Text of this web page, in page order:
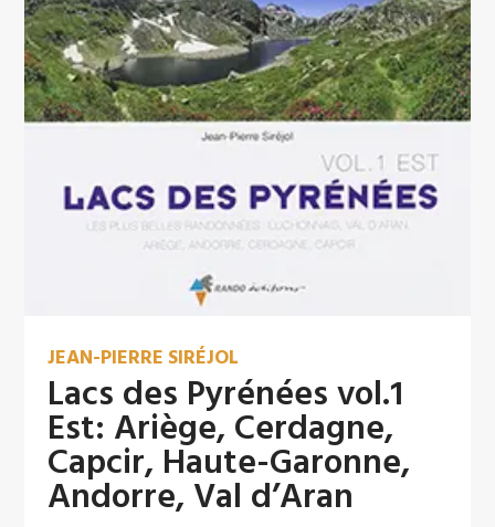
JEAN-PIERRE SIRÉJOL
Lacs des Pyrénées vol.1
Est: Ariège, Cerdagne,
Capcir, Haute-Garonne,
Andorre, Val d’Aran